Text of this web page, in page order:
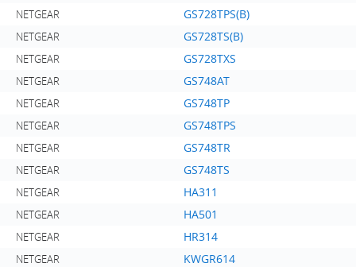
NETGEAR GS728TPS(B)
NETGEAR GS728TS(B)
NETGEAR GS728TXS
NETGEAR GS748AT
NETGEAR GS748TP
NETGEAR GS748TPS
NETGEAR GS748TR
NETGEAR GS748TS
NETGEAR HA311
NETGEAR HA501
NETGEAR HR314
NETGEAR KWGR614